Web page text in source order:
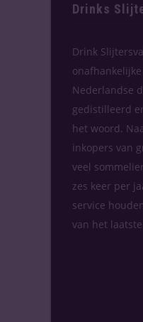
Drinks
Drink
Nederlandse
gedistilleerd
het woord.
inkopers van
veel
zes keer per
service
van het